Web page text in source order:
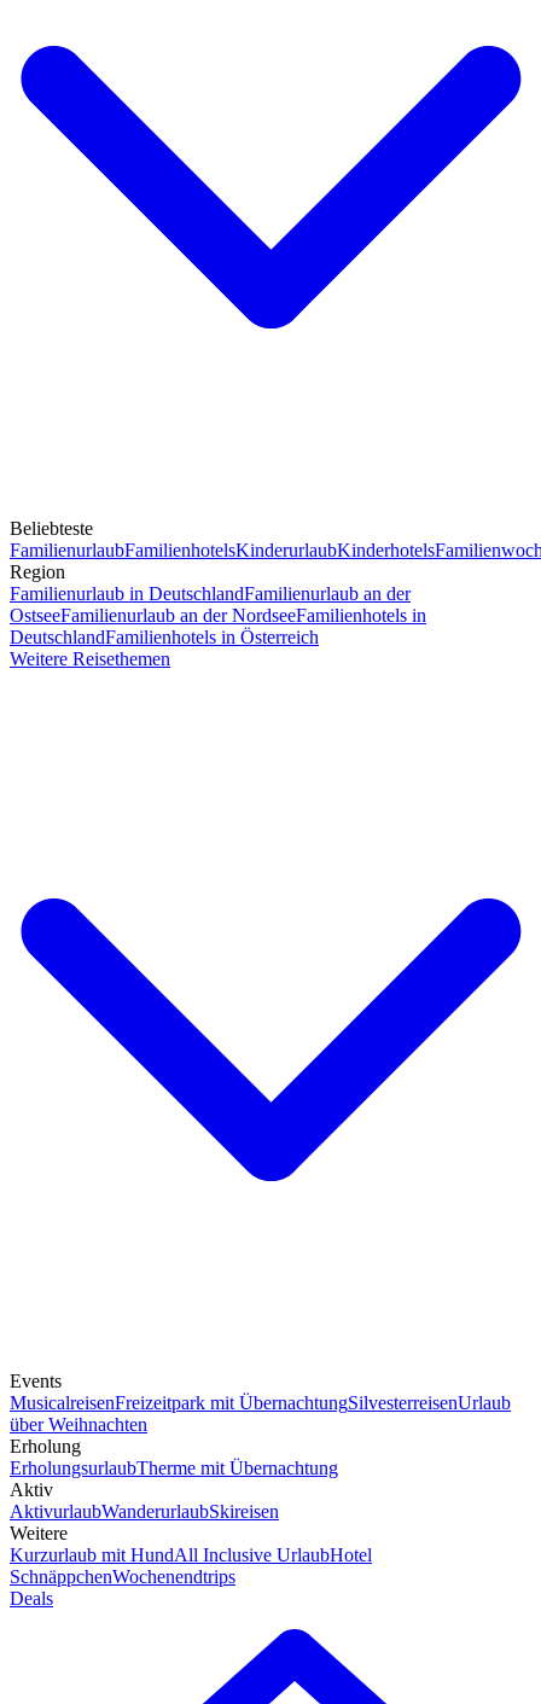
Beliebteste
FamilienurlaubFamilienhotelsKinderurlaubKinderhotels
Region
Familienurlaub in DeutschlandFamilienurlaub an der
OstseeFamilienurlaub an der NordseeFamilienhotels in
DeutschlandFamilienhotels in Österreich
Weitere Reisethemen
Events
MusicalreisenFreizeitpark mit ÜbernachtungSilvesterreisenUrlaub
über Weihnachten
Erholung
ErholungsurlaubTherme mit Übernachtung
Aktiv
AktivurlaubWanderurlaubSkireisen
Weitere
Kurzurlaub mit HundAll Inclusive UrlaubHotel
SchnäppchenWochenendtrips
Deals